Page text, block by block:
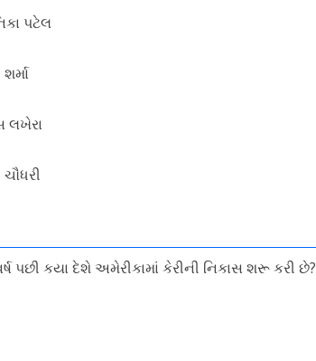
પટેલ
લખેરા
પછી કયા દેશે અમેરીકામાં કેરીની નિકાસ શરૂ કરી છે?